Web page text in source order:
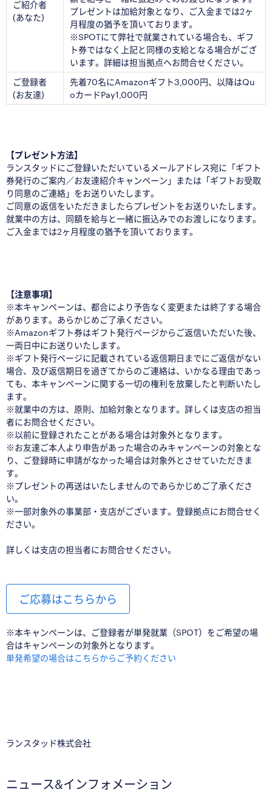
ご紹介者
(あなた)
プレゼントは加給対象となり、ご入金までは2ヶ
月程度の猶予を頂いております。
※SPOTにて弊社で就業されている場合も、ギフ
ト券ではなく上記と同様の支給となる場合がござ
います。詳細は担当拠点へお問合せください。
ご登録者
(お友達)
先着70名にAmazonギフト3,000円、以降はQu
oカードPay1,000円
【プレゼント方法】
ランスタッドにご登録いただいているメールアドレス宛に「ギフト
券発行のご案内／お友達紹介キャンペーン」または「ギフトお受取
り同意のご連絡」をお送りいたします。
ご同意の返信をいただきましたらプレゼントをお送りいたします。
就業中の方は、同額を給与と一緒に振込みでのお渡しになります。
ご入金までは2ヶ月程度の猶予を頂いております。
【注意事項】
※本キャンペーンは、都合により予告なく変更または終了する場合
があります。あらかじめご了承ください。
※Amazonギフト券はギフト発行ページからご返信いただいた後、
一両日中にお送りいたします。
※ギフト発行ページに記載されている返信期日までにご返信がない
場合、及び返信期日を過ぎてからのご連絡は、いかなる理由であっ
ても、本キャンペーンに関する一切の権利を放棄したと判断いたし
ます。
※就業中の方は、原則、加給対象となります。詳しくは支店の担当
者にお問合せください。
※以前に登録されたことがある場合は対象外となります。
※お友達ご本人より申告があった場合のみキャンペーンの対象とな
り、ご登録時に申請がなかった場合は対象外とさせていただきま
す。
※プレゼントの再送はいたしませんのであらかじめご了承くださ
い。
※一部対象外の事業部・支店がございます。登録拠点にお問合せく
ださい。
詳しくは支店の担当者にお問合せください。
ご応募はこちらから
※本キャンペーンは、ご登録者が単発就業（SPOT）をご希望の場
合はキャンペーンの対象外となります。
単発希望の場合はこちらからご予約ください
ランスタッド株式会社
ニュース&インフォメーション